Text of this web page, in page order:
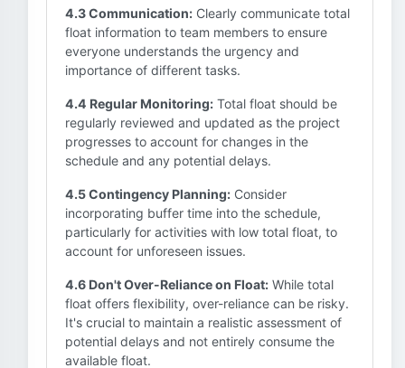
4.3 Communication: Clearly communicate total
float information to team members to ensure
everyone understands the urgency and
importance of different tasks.
4.4 Regular Monitoring: Total float should be
regularly reviewed and updated as the project
progresses to account for changes in the
schedule and any potential delays.
4.5 Contingency Planning: Consider
incorporating buffer time into the schedule,
particularly for activities with low total float, to
account for unforeseen issues.
4.6 Don't Over-Reliance on Float: While total
float offers flexibility, over-reliance can be risky.
It's crucial to maintain a realistic assessment of
potential delays and not entirely consume the
available float.